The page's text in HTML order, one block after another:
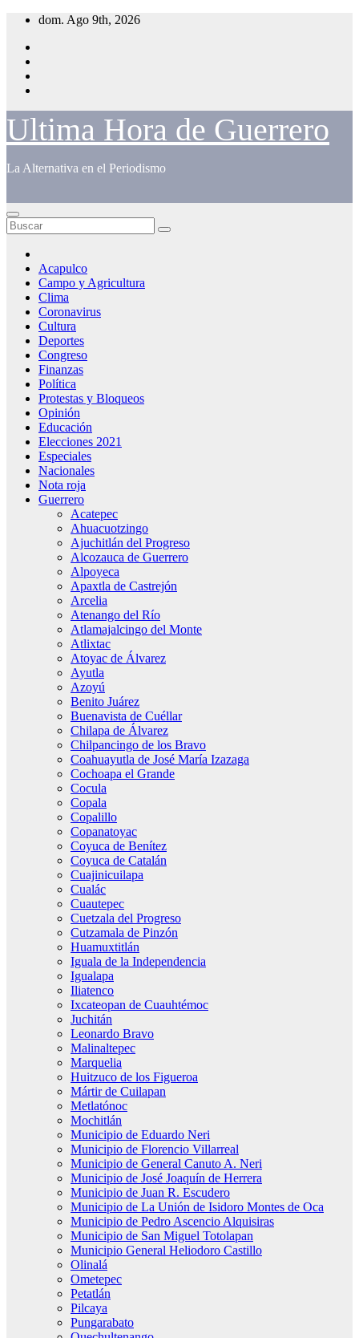
Saltar
contenido
dom. Ago 9th, 2026
Ultima Hora de Guerrero
La Alternativa en el Periodismo
Acapulco
Campo y Agricultura
Clima
Coronavirus
Cultura
Deportes
Congreso
Finanzas
Política
Protestas y Bloqueos
Opinión
Educación
Elecciones 2021
Especiales
Nacionales
Nota roja
Guerrero
Acatepec
Ahuacuotzingo
Ajuchitlán del Progreso
Alcozauca de Guerrero
Alpoyeca
Apaxtla de Castrejón
Arcelia
Atenango del Río
Atlamajalcingo del Monte
Atlixtac
Atoyac de Álvarez
Ayutla
Azoyú
Benito Juárez
Buenavista de Cuéllar
Chilapa de Álvarez
Chilpancingo de los Bravo
Coahuayutla de José María Izazaga
Cochoapa el Grande
Cocula
Copala
Copalillo
Copanatoyac
Coyuca de Benítez
Coyuca de Catalán
Cuajinicuilapa
Cualác
Cuautepec
Cuetzala del Progreso
Cutzamala de Pinzón
Huamuxtitlán
Iguala de la Independencia
Igualapa
Iliatenco
Ixcateopan de Cuauhtémoc
Juchitán
Leonardo Bravo
Malinaltepec
Marquelia
Huitzuco de los Figueroa
Mártir de Cuilapan
Metlatónoc
Mochitlán
Municipio de Eduardo Neri
Municipio de Florencio Villarreal
Municipio de General Canuto A. Neri
Municipio de José Joaquín de Herrera
Municipio de Juan R. Escudero
Municipio de La Unión de Isidoro Montes de Oca
Municipio de Pedro Ascencio Alquisiras
Municipio de San Miguel Totolapan
Municipio General Heliodoro Castillo
Olinalá
Ometepec
Petatlán
Pilcaya
Pungarabato